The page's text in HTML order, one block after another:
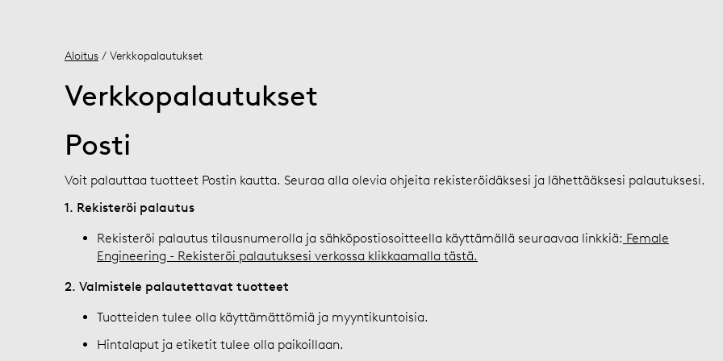
Aloitus / Verkkopalautukset
Verkkopalautukset
Posti
Voit palauttaa tuotteet Postin kautta. Seuraa alla olevia ohjeita rekisteröidäksesi ja lähettääksesi palautuksesi.
1. Rekisteröi palautus
Rekisteröi palautus tilausnumerolla ja sähköpostiosoitteella käyttämällä seuraavaa linkkiä: Female
Engineering - Rekisteröi palautuksesi verkossa klikkaamalla tästä.
2. Valmistele palautettavat tuotteet
Tuotteiden tulee olla käyttämättömiä ja myyntikuntoisia.
Hintalaput ja etiketit tulee olla paikoillaan.